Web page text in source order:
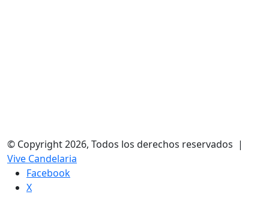
© Copyright 2026, Todos los derechos reservados |
Vive Candelaria
Facebook
X